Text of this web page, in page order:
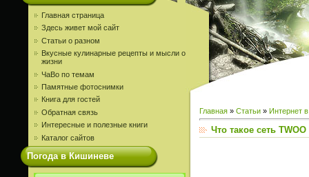
Главная страница
Здесь живет мой сайт
Статьи о разном
Вкусные кулинарные рецепты и мысли о
жизни
ЧаВо по темам
Памятные фотоснимки
Книга для гостей
Обратная связь
Интересные и полезные книги
Каталог сайтов
Погода в Кишиневе
Главная » Статьи » Интернет
Что такое сеть TWOO